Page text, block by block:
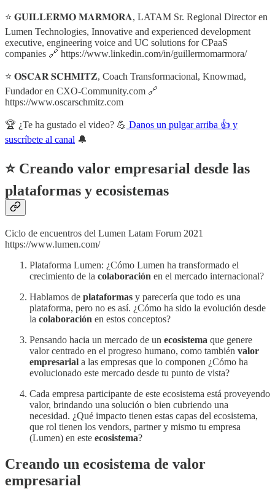
⭐ 𝐆𝐔𝐈𝐋𝐋𝐄𝐑𝐌𝐎 𝐌𝐀𝐑𝐌𝐎𝐑𝐀, LATAM Sr. Regional Director en
Lumen Technologies, Innovative and experienced development
executive, engineering voice and UC solutions for CPaaS
companies 🔗 https://www.linkedin.com/in/guillermomarmora/
⭐ 𝐎𝐒𝐂𝐀𝐑 𝐒𝐂𝐇𝐌𝐈𝐓𝐙, Coach Transformacional, Knowmad,
Fundador en CXO-Community.com 🔗
https://www.oscarschmitz.com
🏆 ¿Te ha gustado el video? 💪 Danos un pulgar arriba 👍 y
suscríbete al canal 🔔
⭐ Creando valor empresarial desde las
plataformas y ecosistemas
Ciclo de encuentros del Lumen Latam Forum 2021
https://www.lumen.com/
Plataforma Lumen: ¿Cómo Lumen ha transformado el
crecimiento de la colaboración en el mercado internacional?
Hablamos de plataformas y parecería que todo es una
plataforma, pero no es así. ¿Cómo ha sido la evolución desde
la colaboración en estos conceptos?
Pensando hacia un mercado de un ecosistema que genere
valor centrado en el progreso humano, como también valor
empresarial a las empresas que lo componen ¿Cómo ha
evolucionado este mercado desde tu punto de vista?
Cada empresa participante de este ecosistema está proveyendo
valor, brindando una solución o bien cubriendo una
necesidad. ¿Qué impacto tienen estas capas del ecosistema,
que rol tienen los vendors, partner y mismo tu empresa
(Lumen) en este ecosistema?
Creando un ecosistema de valor
empresarial